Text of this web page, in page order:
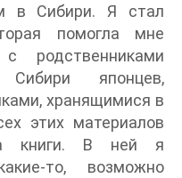
в Сибири. Я стал
помогла мне
с родственниками
японцев,
хранящимися в
этих материалов
книги. В ней я
то, возможно